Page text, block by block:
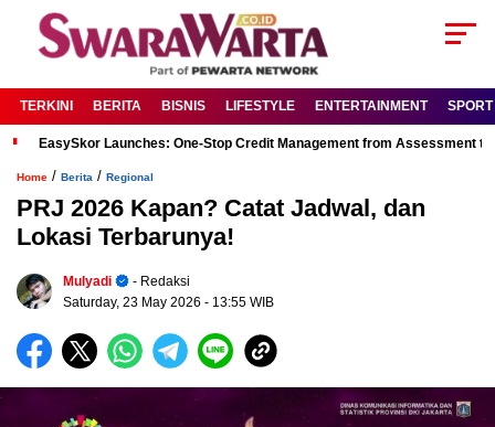
TERKINI BERITA BISNIS LIFESTYLE ENTERTAINMENT SPORT
EasySkor Launches: One-Stop Credit Management from Assessment
Home / Berita / Regional
PRJ 2026 Kapan? Catat Jadwal, dan
Lokasi Terbarunya!
Mulyadi
- Redaksi
Saturday, 23 May 2026 - 13:55 WIB